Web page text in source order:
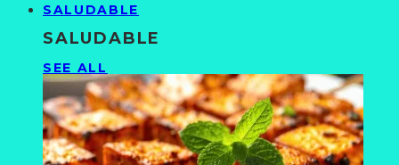
SALUDABLE
SALUDABLE
SEE ALL